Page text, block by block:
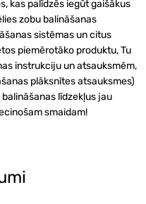
kas palīdzēs iegūt gaišākus
zobu balināšanas
sistēmas un citus
piemērotāko produktu, Tu
instrukciju un atsauksmēm,
plāksnītes atsauksmes)
līdzekļus jau
smaidam!